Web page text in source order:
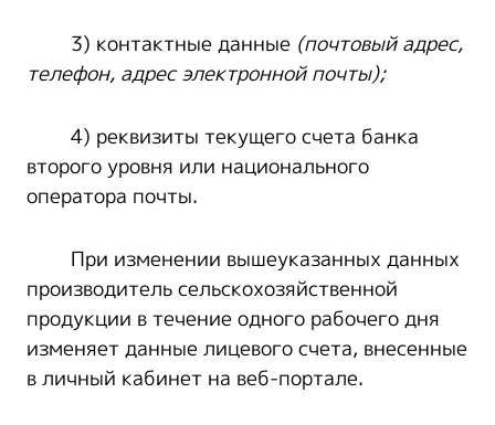
3) контактные данные (почтовый адрес,
телефон, адрес электронной почты);
4) реквизиты текущего счета банка
второго уровня или национального
оператора почты.
При изменении вышеуказанных данных
производитель сельскохозяйственной
продукции в течение одного рабочего дня
изменяет данные лицевого счета, внесенные
в личный кабинет на веб-портале.